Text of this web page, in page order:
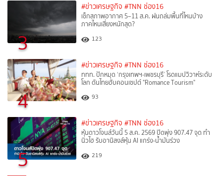
3
#ข่าวเศรษฐกิจ #TNN ช่อง16
เช็กสภาพอากาศ 5–11 ส.ค. ฝนถล่มพื้นที่ไหนบ้าง
ภาคไหนเสี่ยงหนักสุด?
123
4
#ข่าวเศรษฐกิจ #TNN ช่อง16
ททท. ปักหมุด ‘กรุงเทพฯ-เพชรบุรี’ โรดแมปวิวาห์ระดับ
โลก ดันไทยฮับคอนเซปต์ "Romance Tourism"
93
5
#ข่าวเศรษฐกิจ #TNN ช่อง16
หุ้นดาวโจนส์วันนี้ 5 ส.ค. 2569 ปิดพุ่ง 907.47 จุด ทำ
นิวไฮ รับอานิสงส์หุ้น AI แกร่ง-น้ำมันร่วง
219